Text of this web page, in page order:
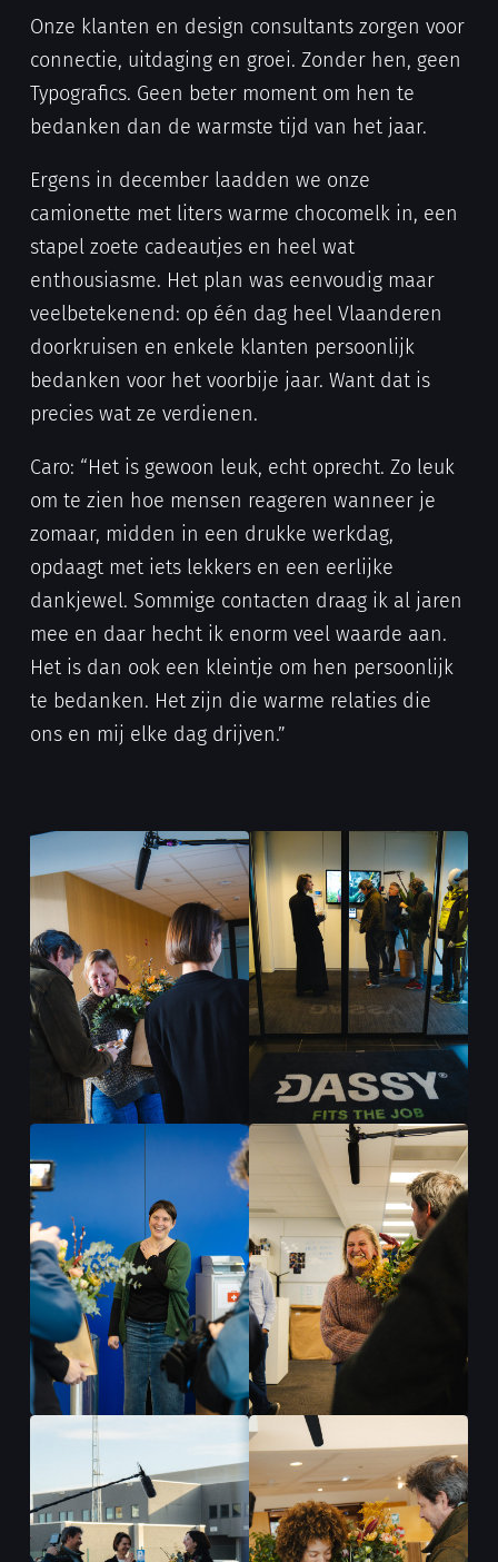
Onze klanten en design consultants zorgen voor
connectie, uitdaging en groei. Zonder hen, geen
Typografics. Geen beter moment om hen te
bedanken dan de warmste tijd van het jaar.
Ergens in december laadden we onze
camionette met liters warme chocomelk in, een
stapel zoete cadeautjes en heel wat
enthousiasme. Het plan was eenvoudig maar
veelbetekenend: op één dag heel Vlaanderen
doorkruisen en enkele klanten persoonlijk
bedanken voor het voorbije jaar. Want dat is
precies wat ze verdienen.
Caro: “Het is gewoon leuk, echt oprecht. Zo leuk
om te zien hoe mensen reageren wanneer je
zomaar, midden in een drukke werkdag,
opdaagt met iets lekkers en een eerlijke
dankjewel. Sommige contacten draag ik al jaren
mee en daar hecht ik enorm veel waarde aan.
Het is dan ook een kleintje om hen persoonlijk
te bedanken. Het zijn die warme relaties die
ons en mij elke dag drijven.”